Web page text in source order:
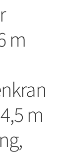
m
m